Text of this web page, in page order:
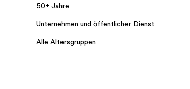
50+ Jahre
Unternehmen und öffentlicher Dienst
Alle Altersgruppen